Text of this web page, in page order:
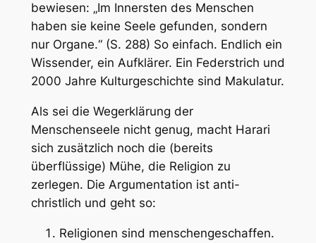
bewiesen: „Im Innersten des Menschen
haben sie keine Seele gefunden, sondern
nur Organe.“(S. 288) So einfach. Endlich ein
Wissender, ein Aufklärer. Ein Federstrich und
2000 Jahre Kulturgeschichte sind Makulatur.
Als sei die Wegerklärung der
Menschenseele nicht genug, macht Harari
sich zusätzlich noch die (bereits
überflüssige) Mühe, die Religion zu
zerlegen. Die Argumentation ist anti-
christlich und geht so:
Religionen sind menschengeschaffen.